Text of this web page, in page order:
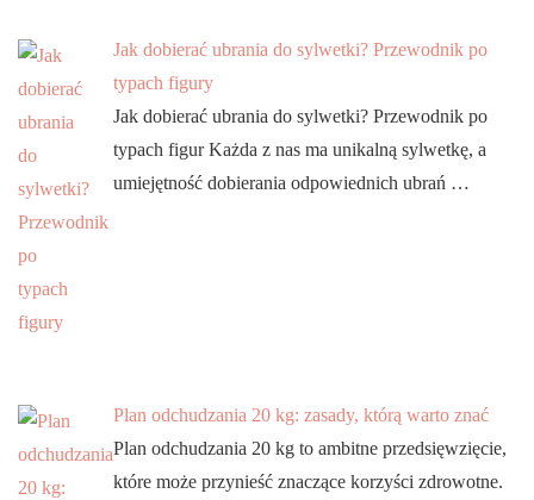
Jak dobierać ubrania do sylwetki? Przewodnik po
typach figury
Jak dobierać ubrania do sylwetki? Przewodnik po
typach figur Każda z nas ma unikalną sylwetkę, a
umiejętność dobierania odpowiednich ubrań …
Plan odchudzania 20 kg: zasady, którą warto znać
Plan odchudzania 20 kg to ambitne przedsięwzięcie,
które może przynieść znaczące korzyści zdrowotne.